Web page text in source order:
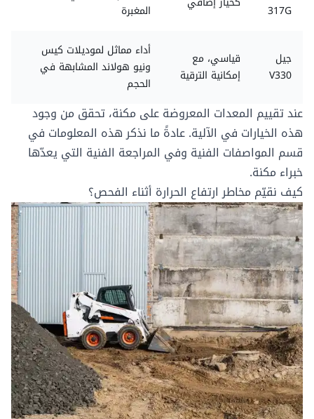
317G
المغبرة
جيل
V330
قياسي، مع
إمكانية الترقية
أداء مماثل لموديلات كيس
ونيو هولاند المشابهة في
الحجم
عند تقييم المعدات المعروضة على مكنة، تحقق من وجود
هذه الخيارات في الآلية. عادةً ما نذكر هذه المعلومات في
قسم المواصفات الفنية وفي المراجعة الفنية التي يعدّها
خبراء مكنة.
كيف نقيّم مخاطر ارتفاع الحرارة أثناء الفحص؟